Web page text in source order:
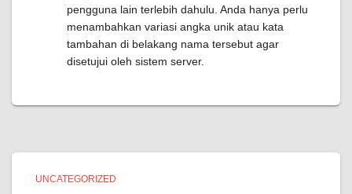
pengguna lain terlebih dahulu. Anda hanya perlu
menambahkan variasi angka unik atau kata
tambahan di belakang nama tersebut agar
disetujui oleh sistem server.
UNCATEGORIZED